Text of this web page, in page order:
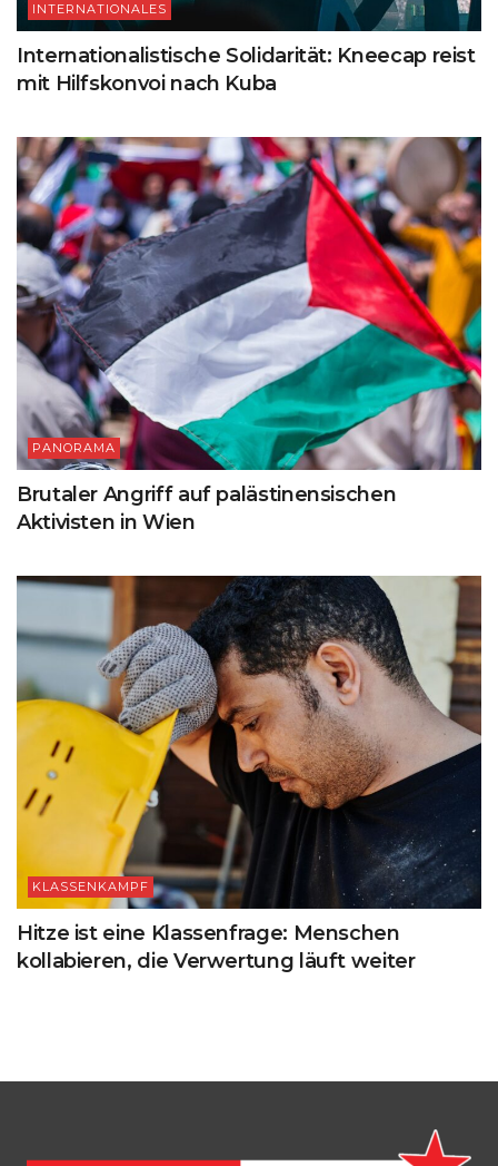
INTERNATIONALES
Internationalistische Solidarität: Kneecap reist
mit Hilfskonvoi nach Kuba
PANORAMA
Brutaler Angriff auf palästinensischen
Aktivisten in Wien
KLASSENKAMPF
Hitze ist eine Klassenfrage: Menschen
kollabieren, die Verwertung läuft weiter